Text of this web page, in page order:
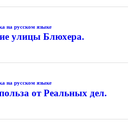
на русском языке
улицы Блюхера.
на русском языке
от Реальных дел.